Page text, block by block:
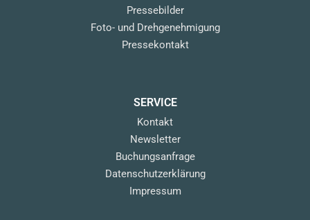
Pressebilder
Foto- und Drehgenehmigung
Pressekontakt
SERVICE
Kontakt
Newsletter
Buchungsanfrage
Datenschutzerklärung
Impressum